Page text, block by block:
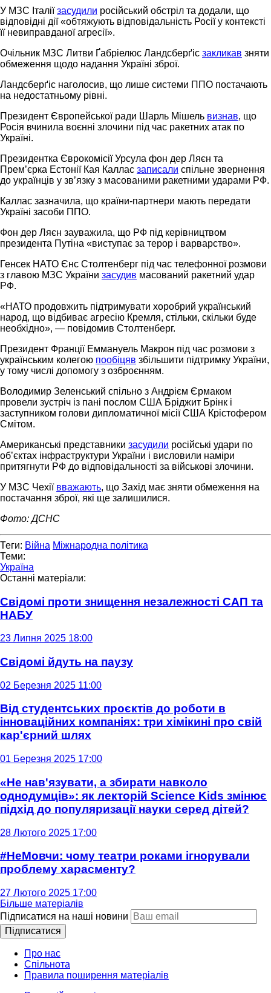
У МЗС Італіїзасудили російський обстріл та додали, що
відповідні дії «обтяжують відповідальність Росії у контексті
її невиправданої агресії».
Очільник МЗС Литви Ґабріелюс Ландсберґіс закликав зняти
обмеження щодо надання Україні зброї.
Ландсберґіс наголосив, що лише системи ППО постачають
на недостатньому рівні.
Президент Європейської ради Шарль Мішель визнав, що
Росія вчинила воєнні злочини під час ракетних атак по
Україні.
Президентка Єврокомісії Урсула фон дер Ляєн та
Прем’єрка Естонії Кая Каллас записали спільне звернення
до українців у зв’язку з масованими ракетними ударами РФ.
Каллас зазначила, що країни-партнери мають передати
Україні засоби ППО.
Фон дер Ляєн зауважила, що РФ під керівництвом
президента Путіна «виступає за терор і варварство».
Генсек НАТО Єнс Столтенберг під час телефонної розмови
з главою МЗС України засудив масований ракетний удар
РФ.
«НАТО продовжить підтримувати хоробрий український
народ, що відбиває агресію Кремля, стільки, скільки буде
необхідно», — повідомив Столтенберг.
Президент Франції Еммануель Макрон під час розмови з
українським колегою пообіцяв збільшити підтримку України,
у тому числі допомогу з озброєнням.
Володимир Зеленський спільно з Андрієм Єрмаком
провели зустріч із пані послом США Бріджит Брінк і
заступником голови дипломатичної місії США Крістофером
Смітом.
Американські представники засудили російські удари по
об’єктах інфраструктури України і висловили наміри
притягнути РФ до відповідальності за військові злочини.
У МЗС Чехії вважають, що Захід має зняти обмеження на
постачання зброї, які ще залишилися.
Фото: ДСНС
Теги: Війна Міжнародна політика
Теми:
Україна
Останні матеріали:
Свідомі проти знищення незалежності САП та
НАБУ
23 Липня 2025 18:00
Свідомі йдуть на паузу
02 Березня 2025 11:00
Від студентських проєктів до роботи в
інноваційних компаніях: три хімікині про свій
кар'єрний шлях
01 Березня 2025 17:00
«Не нав'язувати, а збирати навколо
однодумців»: як лекторій Science Kids змінює
підхід до популяризації науки серед дітей?
28 Лютого 2025 17:00
#НеМовчи: чому театри роками ігнорували
проблему харасменту?
27 Лютого 2025 17:00
Більше матеріалів
Підписатися на наші новини
Підписатися
Про нас
Спільнота
Правила поширення матеріалів